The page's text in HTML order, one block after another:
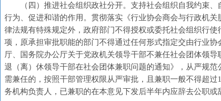
（四）推进社会组织政社分开。支持社会组织自我约束
行为、促进和谐的作用。贯彻落实《行业协会商会与行政机
律法规有特殊规定外，政府部门不得授权或委托社会组织行
项，原承担审批职能的部门不得通过任何形式指定交由行业
厅、国务院办公厅关于党政机关领导干部不兼任社会团体领
退（离）休领导干部在社会团体兼职问题的通知》，从严规
需兼任的，按照干部管理权限从严审批，且兼职一般不得超
务机构负责人，已兼职的在本意见下发后半年内应辞去公职或